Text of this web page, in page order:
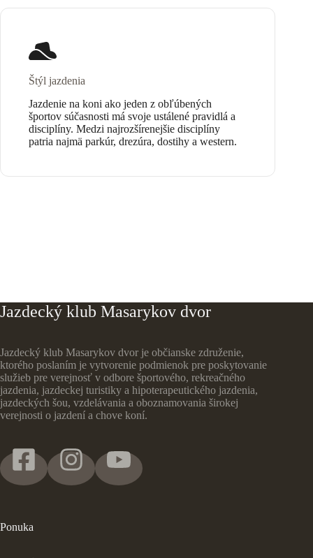
Štýl jazdenia
Jazdenie na koni ako jeden z obľúbených
športov súčasnosti má svoje ustálené pravidlá a
disciplíny. Medzi najrozšírenejšie disciplíny
patria najmä parkúr, drezúra, dostihy a western.
Jazdecký klub Masarykov dvor
Jazdecký klub Masarykov dvor je občianske združenie,
ktorého poslaním je vytvorenie podmienok pre poskytovanie
služieb pre verejnosť v odbore športového, rekreačného
jazdenia, jazdeckej turistiky a hipoterapeutického jazdenia,
jazdeckých šou, vzdelávania a oboznamovania širokej
verejnosti o jazdení a chove koní.
Ponuka